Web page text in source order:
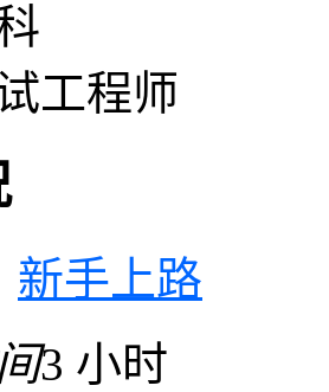
工程师
新手上路
3 小时